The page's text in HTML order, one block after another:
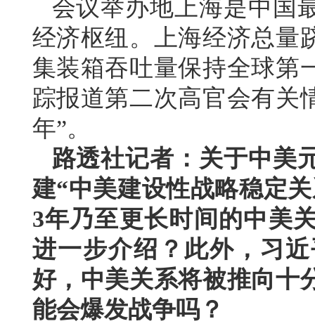
会议举办地上海是中国
经济枢纽。上海经济总量
集装箱吞吐量保持全球第
踪报道第二次高官会有关
年”。
路透社记者：关于中美
建“中美建设性战略稳定
3年乃至更长时间的中美
进一步介绍？此外，习
好，中美关系将被推向十
能会爆发战争吗？